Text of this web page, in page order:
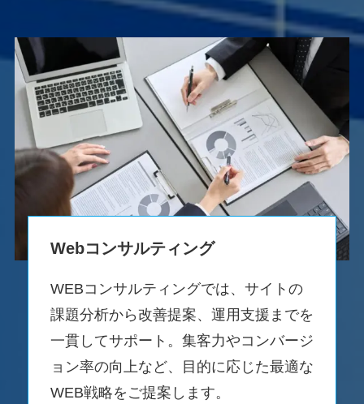
Webコンサルティング
WEBコンサルティングでは、サイトの
課題分析から改善提案、運用支援までを
一貫してサポート。集客力やコンバージ
ョン率の向上など、目的に応じた最適な
WEB戦略をご提案します。